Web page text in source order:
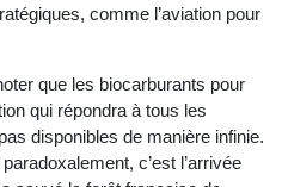
comme l’aviation pour
que les biocarburants pour
qui répondra à tous les
disponibles de manière infinie.
c’est l’arrivée